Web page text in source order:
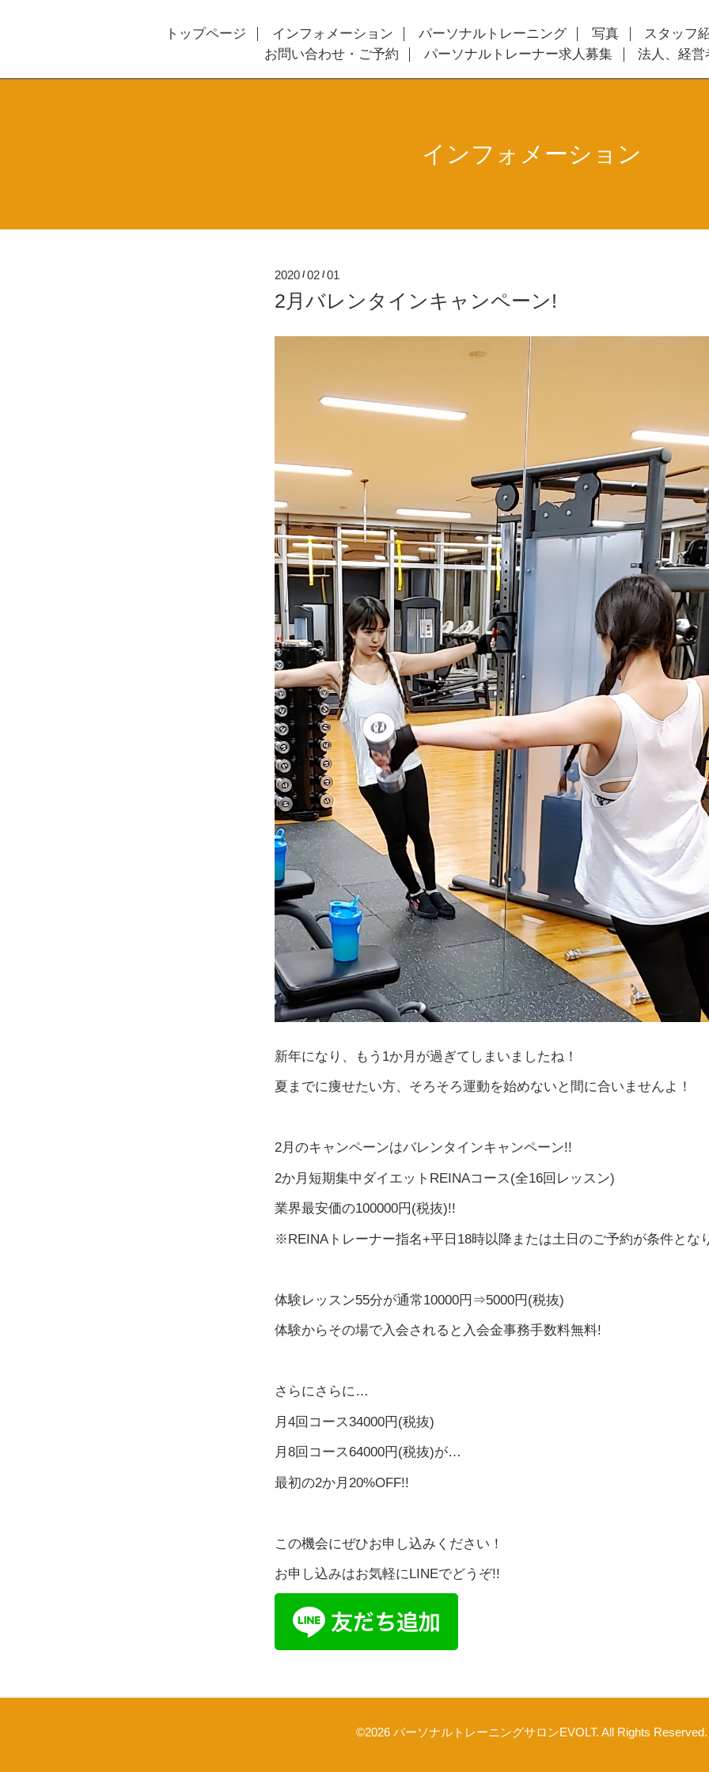
トップページ インフォメーション パーソナルトレーニング 写真
スタッフ
お問い合わせ・ご予約
パーソナルトレーナー求人募集 法人、経
インフォメーション
2020 /02 /01
2月バレンタインキャンペーン!
新年になり、もう1か月が過ぎてしまいましたね！
夏までに痩せたい方、そろそろ運動を始めないと間に合いませんよ！
2月のキャンペーンはバレンタインキャンペーン!!
2か月短期集中ダイエットREINAコース(全16回レッスン)
業界最安価の100000円(税抜)!!
※REINAトレーナー指名+平日18時以降または土日のご予約が条件とな
体験レッスン55分が通常10000円⇒5000円(税抜)
体験からその場で入会されると入会金事務手数料無料!
さらにさらに…
月4回コース34000円(税抜)
月8回コース64000円(税抜)が…
最初の2か月20%OFF!!
この機会にぜひお申し込みください！
お申し込みはお気軽にLINEでどうぞ!!
©2026 パーソナルトレーニングサロンEVOLT. All Rights Reserved.